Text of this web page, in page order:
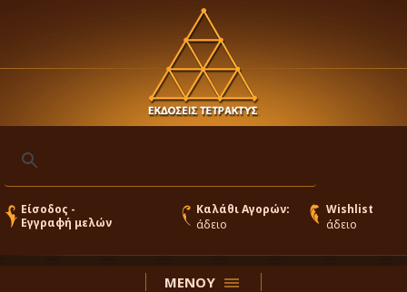
Είσοδος -
Εγγραφή μελών
Καλάθι Αγορών:
άδειο
Wishlist
άδειο
ΜΕΝΟΥ